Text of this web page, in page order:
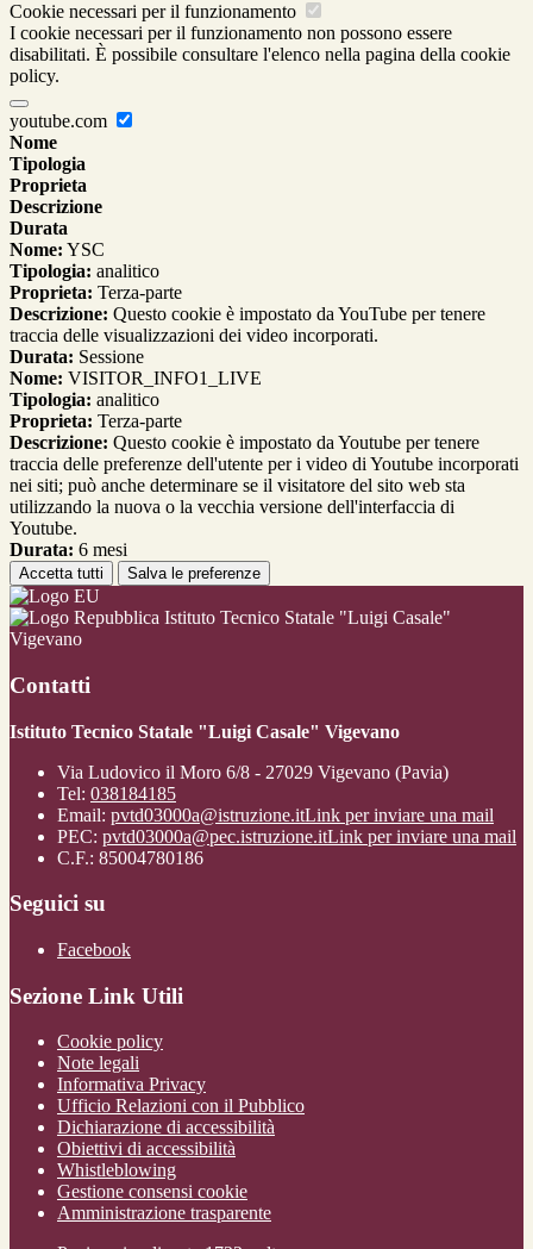
Cookie necessari per il funzionamento
I cookie necessari per il funzionamento non possono essere
disabilitati. È possibile consultare l'elenco nella pagina della cookie
policy.
youtube.com
Nome
Tipologia
Proprieta
Descrizione
Durata
Nome: YSC
Tipologia: analitico
Proprieta: Terza-parte
Descrizione: Questo cookie è impostato da YouTube per tenere
traccia delle visualizzazioni dei video incorporati.
Durata: Sessione
Nome: VISITOR_INFO1_LIVE
Tipologia: analitico
Proprieta: Terza-parte
Descrizione: Questo cookie è impostato da Youtube per tenere
traccia delle preferenze dell'utente per i video di Youtube incorporati
nei siti; può anche determinare se il visitatore del sito web sta
utilizzando la nuova o la vecchia versione dell'interfaccia di
Youtube.
Durata: 6 mesi
Accetta tutti Salva le preferenze
Istituto Tecnico Statale "Luigi Casale"
Vigevano
Contatti
Istituto Tecnico Statale "Luigi Casale" Vigevano
Via Ludovico il Moro 6/8 - 27029 Vigevano (Pavia)
Tel: 038184185
Email: pvtd03000a@istruzione.itLink per inviare una mail
PEC: pvtd03000a@pec.istruzione.itLink per inviare una mail
C.F.: 85004780186
Seguici su
Facebook
Sezione Link Utili
Cookie policy
Note legali
Informativa Privacy
Ufficio Relazioni con il Pubblico
Dichiarazione di accessibilità
Obiettivi di accessibilità
Whistleblowing
Gestione consensi cookie
Amministrazione trasparente